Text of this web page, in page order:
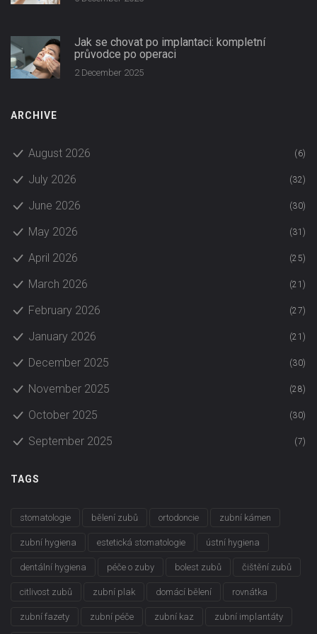
Jak se chovat po implantaci: kompletní
průvodce po operaci
2 December 2025
ARCHIVE
August 2026 (6)
July 2026 (32)
June 2026 (30)
May 2026 (31)
April 2026 (25)
March 2026 (21)
February 2026 (27)
January 2026 (21)
December 2025 (30)
November 2025 (28)
October 2025 (30)
September 2025 (7)
TAGS
stomatologie bělení zubů ortodoncie zubní kámen
zubní hygiena estetická stomatologie ústní hygiena
dentální hygiena péče o zuby bolest zubů čištění zubů
citlivost zubů zubní plak domácí bělení rovnátka
zubní fazety zubní péče zubní kaz zubní implantáty